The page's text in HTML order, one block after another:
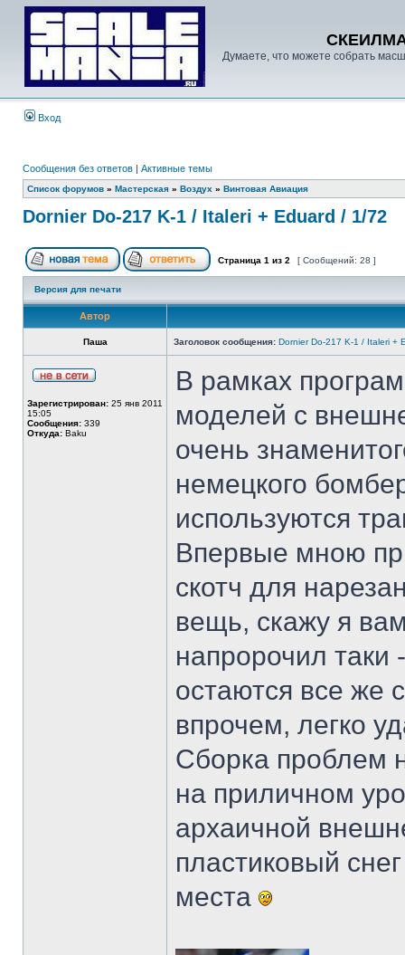
Думаете, что можете собрать
Вход
Сообщения без ответов | Активные темы
Список форумов » Мастерская » Воздух » Винтовая Авиация
Dornier Do-217 K-1 / Italeri + Eduard / 1/72
Страница 1 из 2 [ Сообщений: 28 ]
Версия для печати
Автор
Паша Заголовок сообщения: Dornier Do-217 K-1 / Italeri +
Зарегистрирован: 25 янв 2011
15:05
Сообщения: 339
Откуда: Baku
В рамках
моделей с
очень
немецкого
используются
Впервые мною
скотч для
вещь, скажу я
напророчил таки
остаются все же
впрочем, легко
Сборка проблем
на приличном
архаичной
пластиковый
места